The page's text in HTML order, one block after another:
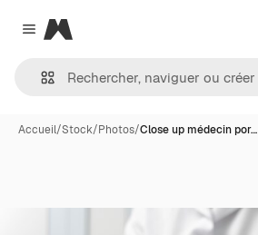
Close menu
Magnific
Accueil/Stock/Photos/Close up médecin por…